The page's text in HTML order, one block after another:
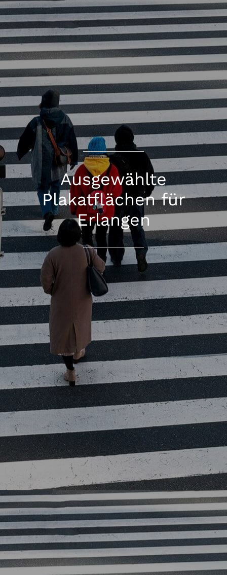
Ausgewählte
Plakatflächen für
Erlangen